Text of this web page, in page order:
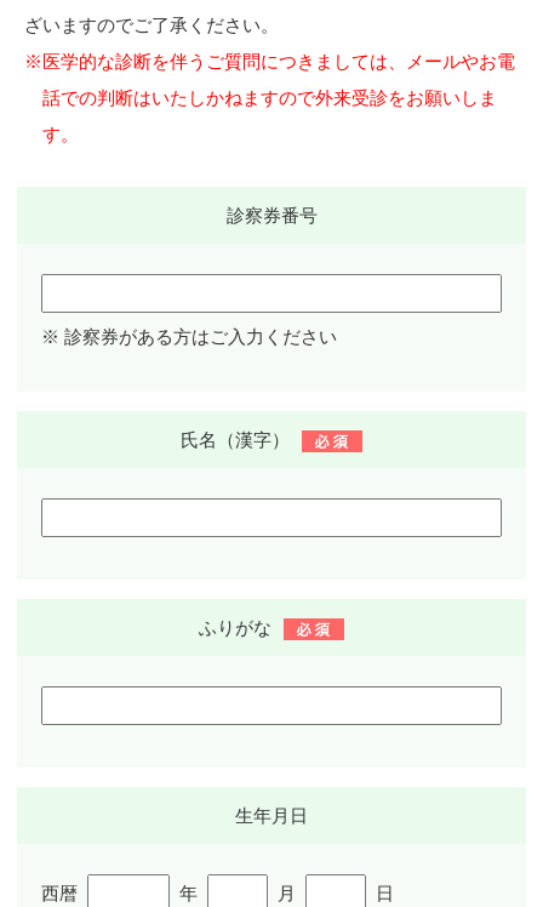
ざいますのでご了承ください。
※医学的な診断を伴うご質問につきましては、メールやお電
話での判断はいたしかねますので外来受診をお願いしま
す。
診察券番号
※ 診察券がある方はご入力ください
氏名 （漢字）
ふりがな
生年月日
西暦 年 月 日